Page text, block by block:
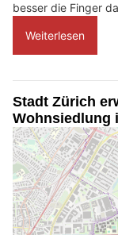
besser die Finger
Weiterlesen
Stadt Zürich
Wohnsiedlung